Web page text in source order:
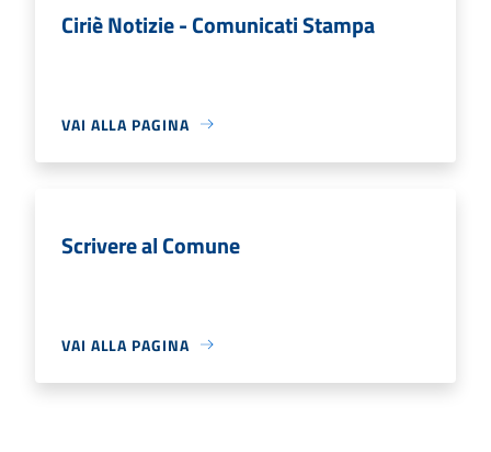
Ciriè Notizie - Comunicati Stampa
VAI ALLA PAGINA
Scrivere al Comune
VAI ALLA PAGINA